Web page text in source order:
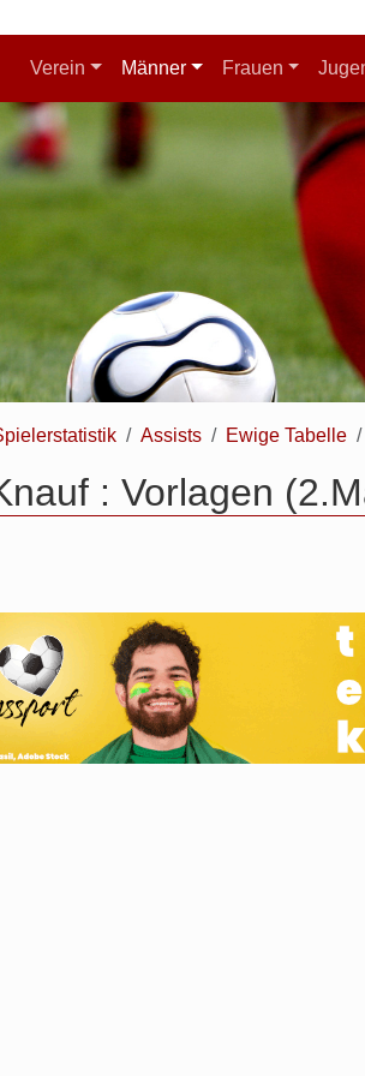
Verein Männer Frauen
Assists Ewige Tabelle
: Vorlagen